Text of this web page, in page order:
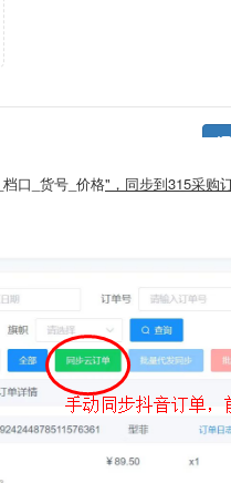
口_货号_价格"， 同步到315采购